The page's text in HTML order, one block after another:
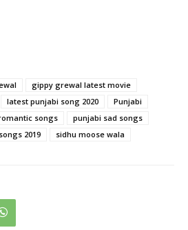
gippy grewal latest movie
latest punjabi song 2020
Punjabi
songs
punjabi sad songs
2019 sidhu moose wala